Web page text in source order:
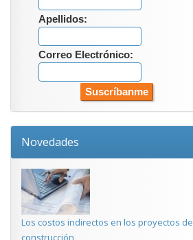
Apellidos:
Correo Electrónico:
Novedades
Los costos indirectos en los proyectos de
construcción